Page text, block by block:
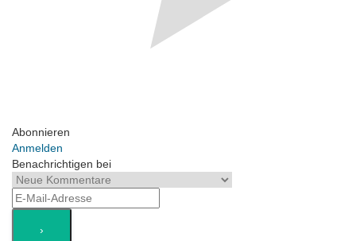
Abonnieren
Anmelden
Benachrichtigen bei